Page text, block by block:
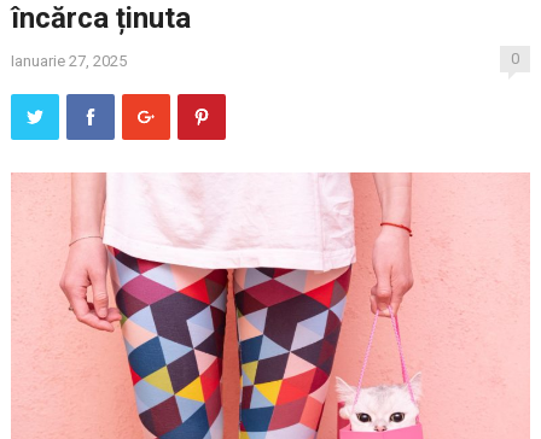
încărca ținuta
Ianuarie 27, 2025 0